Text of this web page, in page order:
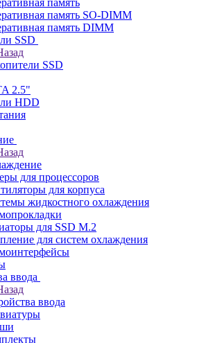
память
память SO-DIMM
память DIMM
SSD
SSD
2.5"
HDD
для процессоров
для корпуса
жидкостного охлаждения
для SSD M.2
для систем охлаждения
ввода
ввода